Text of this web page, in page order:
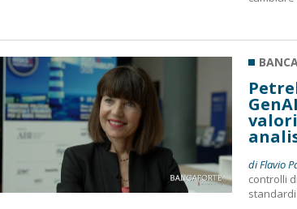
di Flavio
controlli